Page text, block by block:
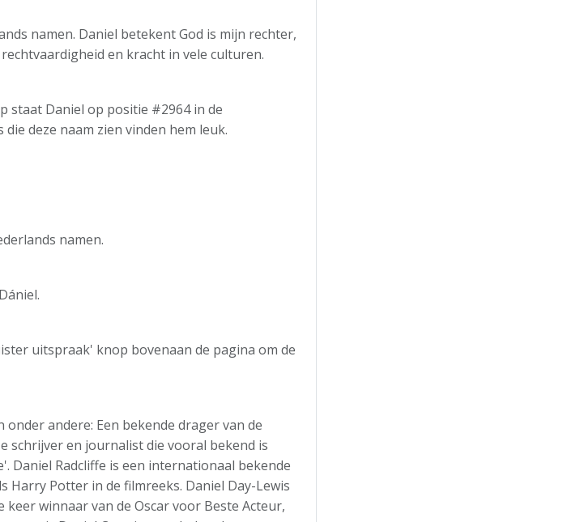
namen. Daniel betekent God is mijn rechter,
en kracht in vele culturen.
staat Daniel op positie #2964 in de
deze naam zien vinden hem leuk.
namen.
uitspraak' knop bovenaan de pagina om de
andere: Een bekende drager van de
schrijver en journalist die vooral bekend is
Daniel Radcliffe is een internationaal bekende
Harry Potter in de filmreeks. Daniel Day-Lewis
winnaar van de Oscar voor Beste Acteur,